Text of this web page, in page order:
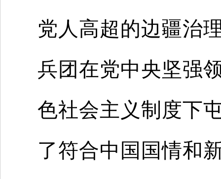
党人高超的边疆治
兵团在党中央坚强
色社会主义制度下
了符合中国国情和